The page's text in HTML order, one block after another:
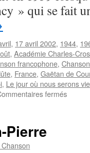
» qui se fait
, 17 avril 2002, 1944,
, Académie Charles-Cros
francophone,
, France, Gaëtan de
, Le jour où nous serons
ferméssur
Pierre